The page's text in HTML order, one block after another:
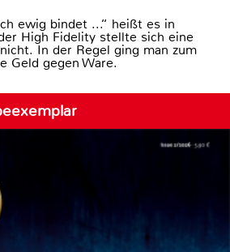
ewig bindet ...“ heißt es in
High Fidelity stellte sich eine
In der Regel ging man zum
Geld gegen Ware.